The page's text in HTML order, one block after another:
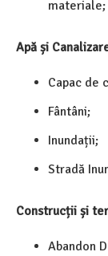
materiale;
Apă și
Capac de
Fântâni;
Inundații;
Stradă
Construcții și
Abandon